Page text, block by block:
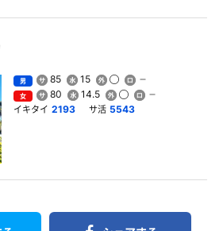
男 85 15
女 80 14.5
イキタイ 2193 サ活 5543